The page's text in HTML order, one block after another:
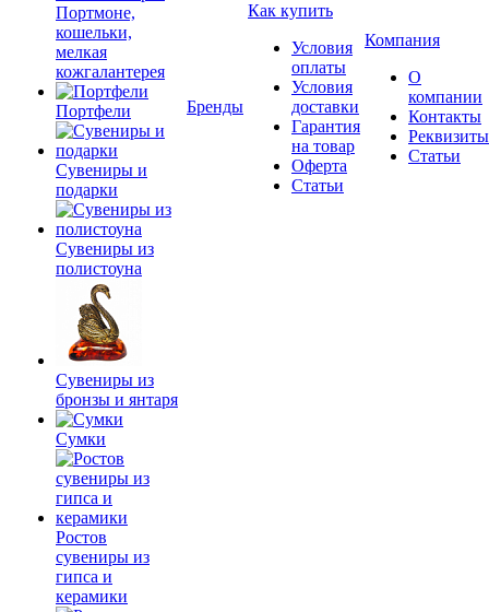
Портмоне,
кошельки,
мелкая
кожгалантерея
Портфели
Сувениры и
подарки
Сувениры из
полистоуна
Сувениры из
бронзы и янтаря
Сумки
Ростов
сувениры из
гипса и
керамики
Бренды
Как купить
Условия
оплаты
Условия
доставки
Гарантия
на товар
Оферта
Статьи
Компания
О
компании
Контакты
Реквизиты
Статьи